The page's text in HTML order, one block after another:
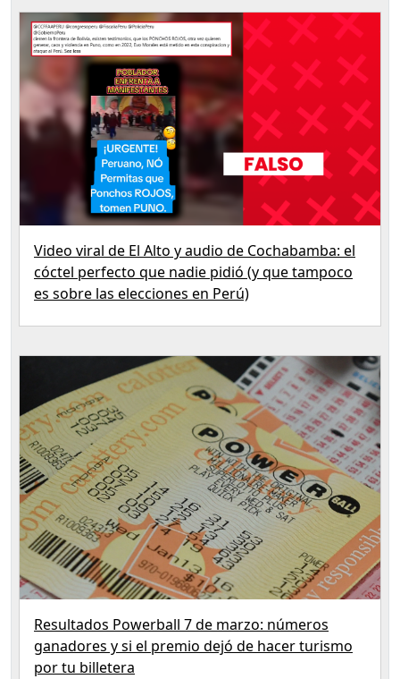
Video viral de El Alto y audio de Cochabamba: el
cóctel perfecto que nadie pidió (y que tampoco
es sobre las elecciones en Perú)
Resultados Powerball 7 de marzo: números
ganadores y si el premio dejó de hacer turismo
por tu billetera